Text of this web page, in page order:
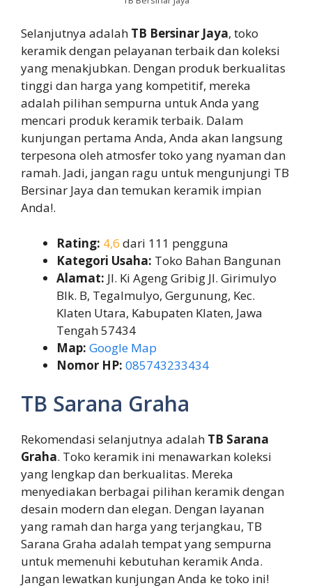
Selanjutnya adalah TB Bersinar Jaya, toko
keramik dengan pelayanan terbaik dan koleksi
yang menakjubkan. Dengan produk berkualitas
tinggi dan harga yang kompetitif, mereka
adalah pilihan sempurna untuk Anda yang
mencari produk keramik terbaik. Dalam
kunjungan pertama Anda, Anda akan langsung
terpesona oleh atmosfer toko yang nyaman dan
ramah. Jadi, jangan ragu untuk mengunjungi TB
Bersinar Jaya dan temukan keramik impian
Anda!.
Rating: 4,6 dari 111 pengguna
Kategori Usaha: Toko Bahan Bangunan
Alamat: Jl. Ki Ageng Gribig Jl. Girimulyo
Blk. B, Tegalmulyo, Gergunung, Kec.
Klaten Utara, Kabupaten Klaten, Jawa
Tengah 57434
Map: Google Map
Nomor HP: 085743233434
TB Sarana Graha
Rekomendasi selanjutnya adalah TB Sarana
Graha. Toko keramik ini menawarkan koleksi
yang lengkap dan berkualitas. Mereka
menyediakan berbagai pilihan keramik dengan
desain modern dan elegan. Dengan layanan
yang ramah dan harga yang terjangkau, TB
Sarana Graha adalah tempat yang sempurna
untuk memenuhi kebutuhan keramik Anda.
Jangan lewatkan kunjungan Anda ke toko ini!